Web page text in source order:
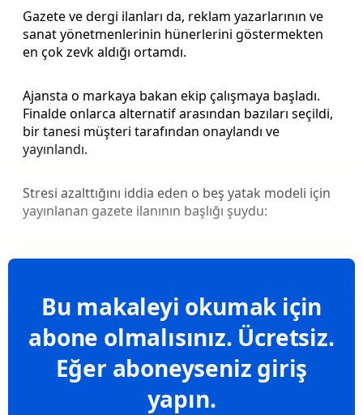
Gazete ve dergi ilanları da, reklam yazarlarının ve
sanat yönetmenlerinin hünerlerini göstermekten
en çok zevk aldığı ortamdı.
Ajansta o markaya bakan ekip çalışmaya başladı.
Finalde onlarca alternatif arasından bazıları seçildi,
bir tanesi müşteri tarafından onaylandı ve
yayınlandı.
Stresi azalttığını iddia eden o beş yatak modeli için
yayınlanan gazete ilanının başlığı şuydu:
Bu makaleyi okumak için
abone olmalısınız. Ücretsiz.
Eğer aboneyseniz giriş
yapın.